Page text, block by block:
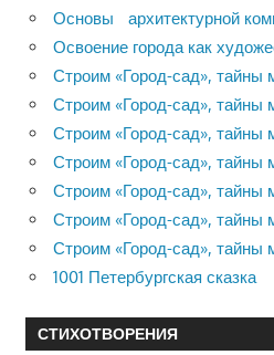
Основы архитектурной
Освоение города как
Строим «Город-сад», тайны
Строим «Город-сад», тайны
Строим «Город-сад», тайны
Строим «Город-сад», тайны
Строим «Город-сад», тайны
Строим «Город-сад», тайны
Строим «Город-сад», тайны
1001 Петербургская сказка
СТИХОТВОРЕНИЯ